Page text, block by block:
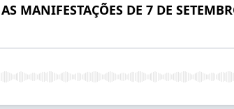
MANIFESTAÇÕES DE 7 DE